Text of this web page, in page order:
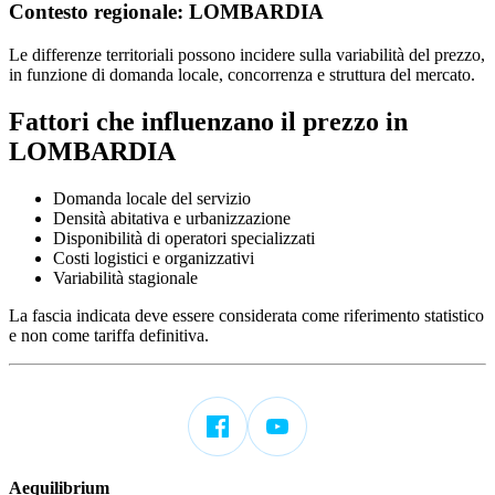
Contesto regionale: LOMBARDIA
Le differenze territoriali possono incidere sulla variabilità del prezzo,
in funzione di domanda locale, concorrenza e struttura del mercato.
Fattori che influenzano il prezzo in
LOMBARDIA
Domanda locale del servizio
Densità abitativa e urbanizzazione
Disponibilità di operatori specializzati
Costi logistici e organizzativi
Variabilità stagionale
La fascia indicata deve essere considerata come riferimento statistico
e non come tariffa definitiva.
Aequilibrium